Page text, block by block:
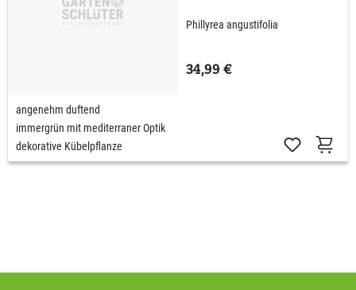
Phillyrea angustifolia
34,99 €
angenehm duftend
immergrün mit mediterraner Optik
dekorative Kübelpflanze